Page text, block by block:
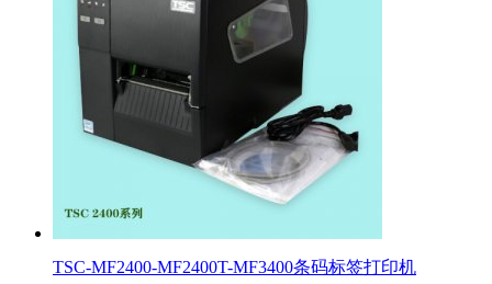
TSC-MF2400-MF2400T-MF3400条码标签打印机